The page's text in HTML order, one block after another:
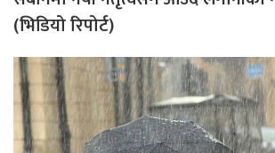
(भिडियो रिपोर्ट)